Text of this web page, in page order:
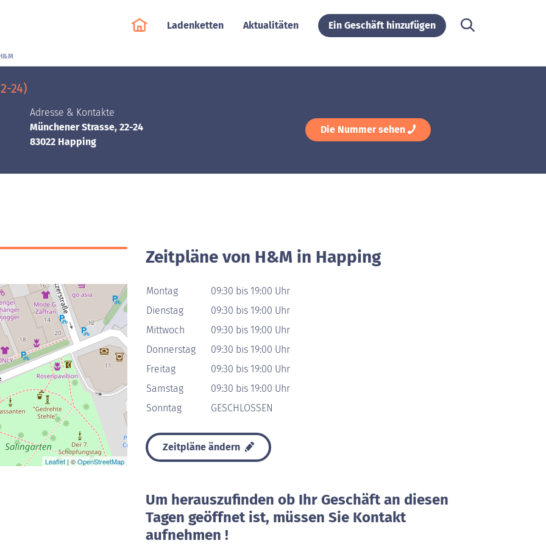
Ladenketten Aktualitäten Ein Geschäft hinzufügen
24)
Adresse & Kontakte
Münchener Strasse, 22-24
83022 Happing
Die Nummer sehen
Leaflet | ©OpenStreetMap
Zeitpläne von H&M in Happing
Montag
09:30 bis 19:00 Uhr
Dienstag
09:30 bis 19:00 Uhr
Mittwoch
09:30 bis 19:00 Uhr
Donnerstag
09:30 bis 19:00 Uhr
Freitag
09:30 bis 19:00 Uhr
Samstag
09:30 bis 19:00 Uhr
Sonntag
GESCHLOSSEN
Zeitpläne ändern
Um herauszufinden ob Ihr Geschäft an diesen
Tagen geöffnet ist, müssen Sie Kontakt
aufnehmen !